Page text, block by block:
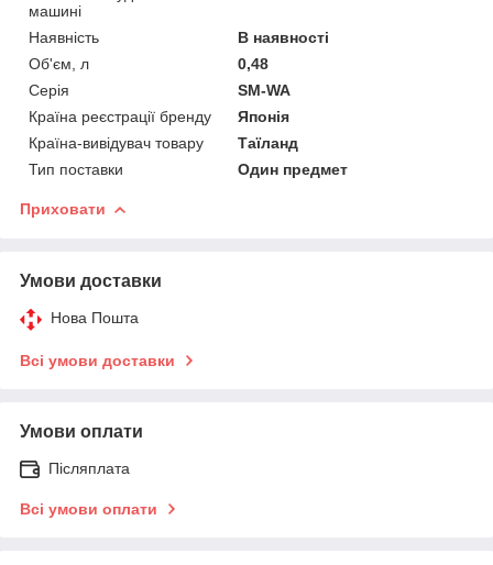
машині
Наявність
В наявності
Об'єм, л
0,48
Серія
SM-WA
Країна реєстрації бренду
Японія
Країна-вивідувач товару
Таїланд
Тип поставки
Один предмет
Приховати
Умови доставки
Нова Пошта
Всі умови доставки
Умови оплати
Післяплата
Всі умови оплати